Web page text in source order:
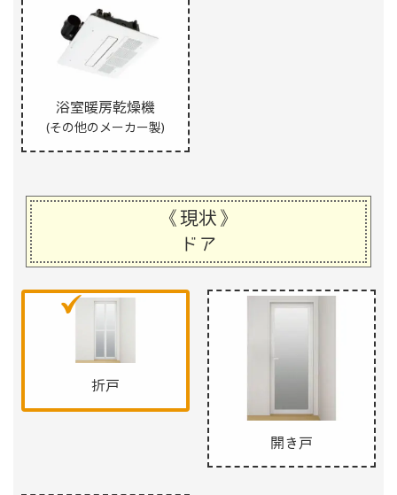
浴室暖房乾燥機
(その他のメーカー製)
《現状》
ドア
折戸
開き戸